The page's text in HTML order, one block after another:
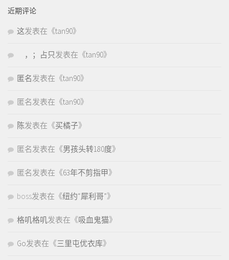
近期评论
这发表在《tan90》
，；占只发表在《tan90》
匿名发表在《tan90》
匿名发表在《tan90》
陈发表在《买橘子》
匿名发表在《男孩头转180度》
匿名发表在《63年不剪指甲》
boss发表在《纽约“犀利哥”》
格叽格叽发表在《吸血鬼猫》
Go发表在《三里屯优衣库》